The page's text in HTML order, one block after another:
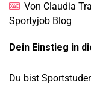
Von Claudia
Sportyjob Blog
Dein Einstieg in
Du bist